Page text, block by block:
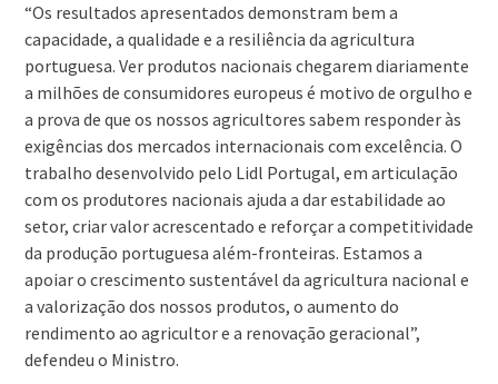
“Os resultados apresentados demonstram bem a
capacidade, a qualidade e a resiliência da agricultura
portuguesa. Ver produtos nacionais chegarem diariamente
a milhões de consumidores europeus é motivo de orgulho e
a prova de que os nossos agricultores sabem responder às
exigências dos mercados internacionais com excelência. O
trabalho desenvolvido pelo Lidl Portugal, em articulação
com os produtores nacionais ajuda a dar estabilidade ao
setor, criar valor acrescentado e reforçar a competitividade
da produção portuguesa além-fronteiras. Estamos a
apoiar o crescimento sustentável da agricultura nacional e
a valorização dos nossos produtos, o aumento do
rendimento ao agricultor e a renovação geracional”,
defendeu o Ministro.